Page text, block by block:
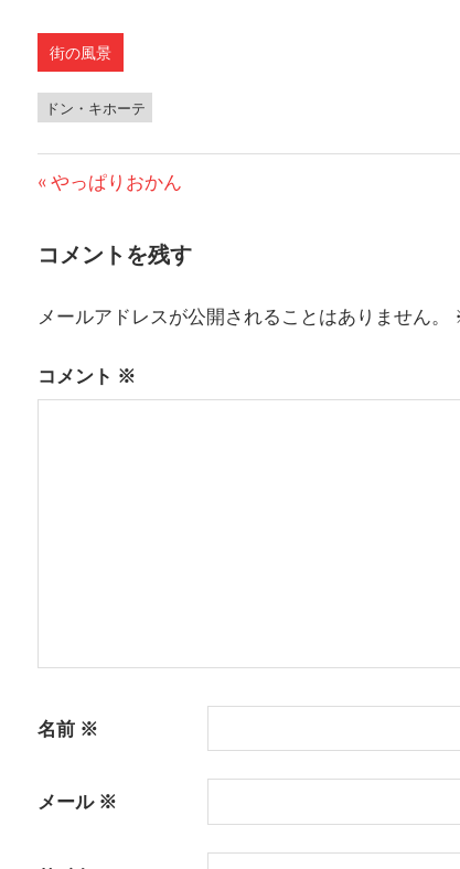
街の風景
ドン・キホーテ
稿
ゲ
前
投
やっぱりおかん
コメントを残す
メールアドレスが公開されることはありません。
コメント ※
名前 ※
メール ※